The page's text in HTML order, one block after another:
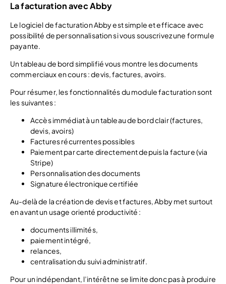
La facturation avec Abby
Le logiciel de facturation Abby est simple et efficace avec
possibilité de personnalisation si vous souscrivez une formule
payante.
Un tableau de bord simplifié vous montre les documents
commerciaux en cours : devis, factures, avoirs.
Pour résumer, les fonctionnalités du module facturation sont
les suivantes :
Accès immédiat à un tableau de bord clair (factures,
devis, avoirs)
Factures récurrentes possibles
Paiement par carte directement depuis la facture (via
Stripe)
Personnalisation des documents
Signature électronique certifiée
Au-delà de la création de devis et factures, Abby met surtout
en avant un usage orienté productivité :
documents illimités,
paiement intégré,
relances,
centralisation du suivi administratif.
Pour un indépendant, l’intérêt ne se limite donc pas à produire